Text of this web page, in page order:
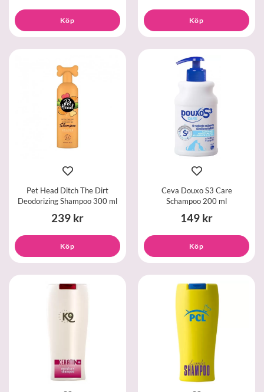
Köp Köp
Pet Head Ditch The Dirt
Deodorizing Shampoo 300 ml
239 kr
Köp
Ceva Douxo S3 Care
Schampoo 200 ml
149 kr
Köp